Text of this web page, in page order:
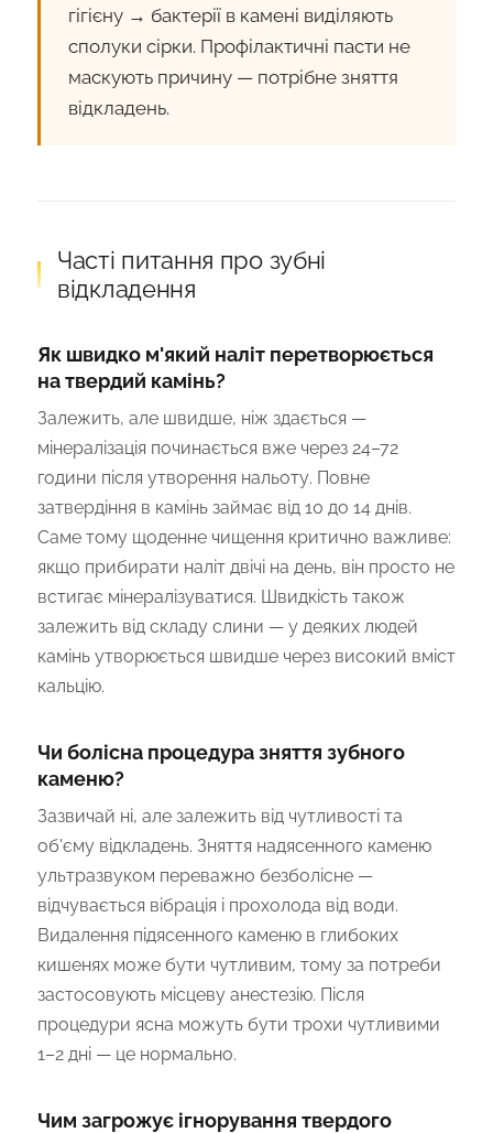
гігієну → бактерії в камені виділяють
сполуки сірки. Профілактичні пасти не
маскують причину — потрібне зняття
відкладень.
Часті питання про зубні
відкладення
Як швидко м'який наліт перетворюється
на твердий камінь?
Залежить, але швидше, ніж здається —
мінералізація починається вже через 24–72
години після утворення нальоту. Повне
затвердіння в камінь займає від 10 до 14 днів.
Саме тому щоденне чищення критично важливе:
якщо прибирати наліт двічі на день, він просто не
встигає мінералізуватися. Швидкість також
залежить від складу слини — у деяких людей
камінь утворюється швидше через високий вміст
кальцію.
Чи болісна процедура зняття зубного
каменю?
Зазвичай ні, але залежить від чутливості та
об'єму відкладень. Зняття надясенного каменю
ультразвуком переважно безболісне —
відчувається вібрація і прохолода від води.
Видалення підясенного каменю в глибоких
кишенях може бути чутливим, тому за потреби
застосовують місцеву анестезію. Після
процедури ясна можуть бути трохи чутливими
1–2 дні — це нормально.
Чим загрожує ігнорування твердого